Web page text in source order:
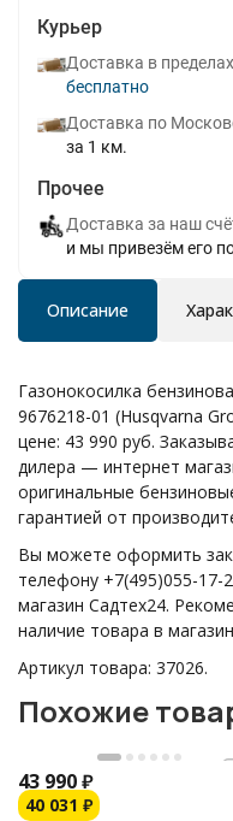
Курьер
Доставка в
Бесплатно
Доставка по
за 1 км.
Прочее
Доставка за наш
и мы привезём его
Описание
Газонокосилка
9676218-01 (Husqvarna
цене: 43 990 руб.
дилера — интернет
оригинальные
гарантией от
Вы можете оформить
телефону +7(495)055-17-
магазин Садтех24.
наличие товара в
Артикул товара: 37026.
Похожие
43 990₽
40 031 ₽